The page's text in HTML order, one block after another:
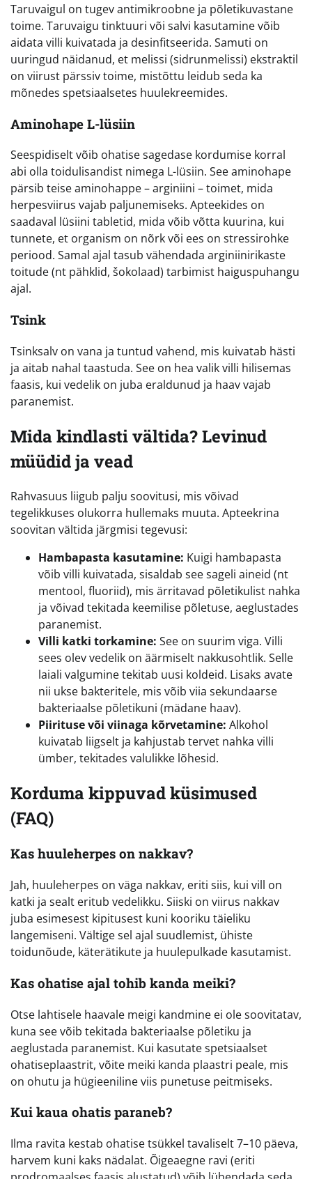
Taruvaigul on tugev antimikroobne ja põletikuvastane
toime. Taruvaigu tinktuuri või salvi kasutamine võib
aidata villi kuivatada ja desinfitseerida. Samuti on
uuringud näidanud, et melissi (sidrunmelissi) ekstraktil
on viirust pärssiv toime, mistõttu leidub seda ka
mõnedes spetsiaalsetes huulekreemides.
Aminohape L-lüsiin
Seespidiselt võib ohatise sagedase kordumise korral
abi olla toidulisandist nimega L-lüsiin. See aminohape
pärsib teise aminohappe – arginiini – toimet, mida
herpesviirus vajab paljunemiseks. Apteekides on
saadaval lüsiini tabletid, mida võib võtta kuurina, kui
tunnete, et organism on nõrk või ees on stressirohke
periood. Samal ajal tasub vähendada arginiinirikaste
toitude (nt pähklid, šokolaad) tarbimist haiguspuhangu
ajal.
Tsink
Tsinksalv on vana ja tuntud vahend, mis kuivatab hästi
ja aitab nahal taastuda. See on hea valik villi hilisemas
faasis, kui vedelik on juba eraldunud ja haav vajab
paranemist.
Mida kindlasti vältida? Levinud
müüdid ja vead
Rahvasuus liigub palju soovitusi, mis võivad
tegelikkuses olukorra hullemaks muuta. Apteekrina
soovitan vältida järgmisi tegevusi:
Hambapasta kasutamine: Kuigi hambapasta
võib villi kuivatada, sisaldab see sageli aineid (nt
mentool, fluoriid), mis ärritavad põletikulist nahka
ja võivad tekitada keemilise põletuse, aeglustades
paranemist.
Villi katki torkamine: See on suurim viga. Villi
sees olev vedelik on äärmiselt nakkusohtlik. Selle
laiali valgumine tekitab uusi koldeid. Lisaks avate
nii ukse bakteritele, mis võib viia sekundaarse
bakteriaalse põletikuni (mädane haav).
Piirituse või viinaga kõrvetamine: Alkohol
kuivatab liigselt ja kahjustab tervet nahka villi
ümber, tekitades valulikke lõhesid.
Korduma kippuvad küsimused
(FAQ)
Kas huuleherpes on nakkav?
Jah, huuleherpes on väga nakkav, eriti siis, kui vill on
katki ja sealt eritub vedelikku. Siiski on viirus nakkav
juba esimesest kipitusest kuni kooriku täieliku
langemiseni. Vältige sel ajal suudlemist, ühiste
toidunõude, käterätikute ja huulepulkade kasutamist.
Kas ohatise ajal tohib kanda meiki?
Otse lahtisele haavale meigi kandmine ei ole soovitatav,
kuna see võib tekitada bakteriaalse põletiku ja
aeglustada paranemist. Kui kasutate spetsiaalset
ohatiseplaastrit, võite meiki kanda plaastri peale, mis
on ohutu ja hügieeniline viis punetuse peitmiseks.
Kui kaua ohatis paraneb?
Ilma ravita kestab ohatise tsükkel tavaliselt 7–10 päeva,
harvem kuni kaks nädalat. Õigeaegne ravi (eriti